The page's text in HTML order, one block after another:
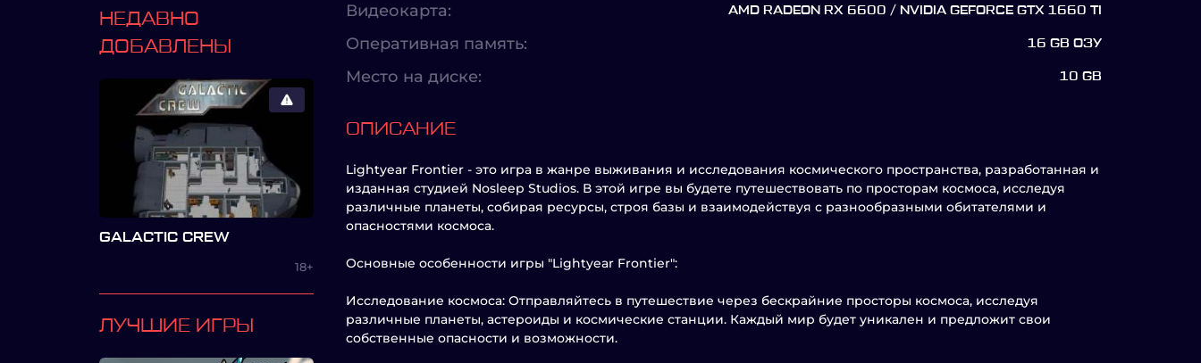
НЕДАВНО
ДОБАВЛЕНЫ
GALACTIC CREW
18+
ЛУЧШИЕ ИГРЫ
Видеокарта: AMD RADEON RX 6600 / NVIDIA GEFORCE GTX 1660 TI
Оперативная память: 16 GB ОЗУ
Место на диске: 10 GB
ОПИСАНИЕ
Lightyear Frontier - это игра в жанре выживания и исследования космического пространства, разработанная и
изданная студией Nosleep Studios. В этой игре вы будете путешествовать по просторам космоса, исследуя
различные планеты, собирая ресурсы, строя базы и взаимодействуя с разнообразными обитателями и
опасностями космоса.
Основные особенности игры "Lightyear Frontier":
Исследование космоса: Отправляйтесь в путешествие через бескрайние просторы космоса, исследуя
различные планеты, астероиды и космические станции. Каждый мир будет уникален и предложит свои
собственные опасности и возможности.